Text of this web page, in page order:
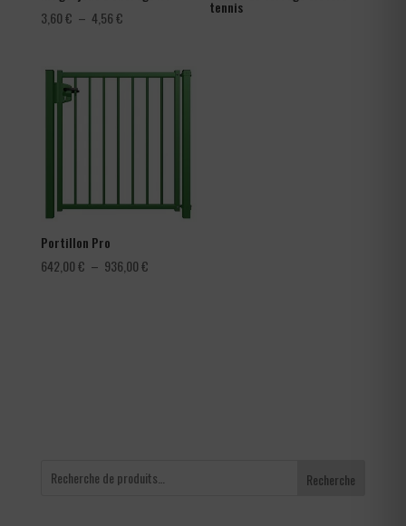
3,60€ – 4,56€Plage
3,60 €
tennis
Portillon Pro
642,00€ – 936,00€Plage
Recherche